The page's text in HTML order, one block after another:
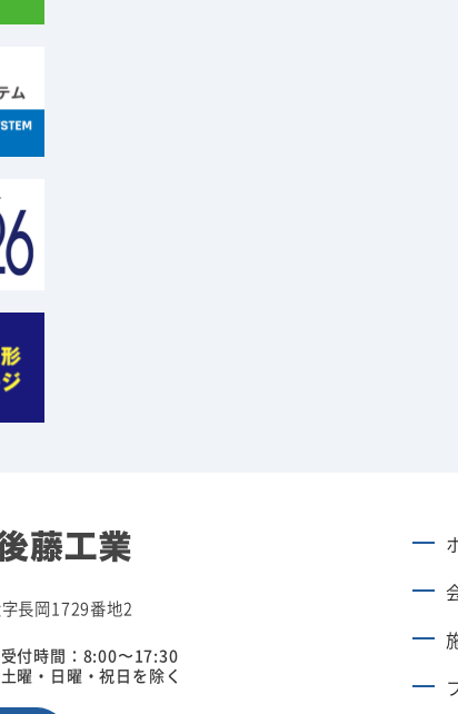
長岡1729番地2
受付時間：8:00〜17:30
土曜・日曜・祝日を除く